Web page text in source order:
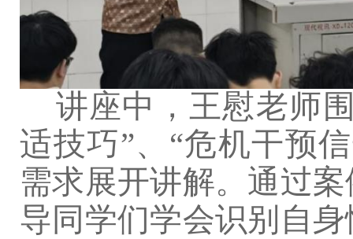
讲座中，王慰老师
适技巧”、 “危机干预
需求展开讲解。通过
导同学们学会识别自